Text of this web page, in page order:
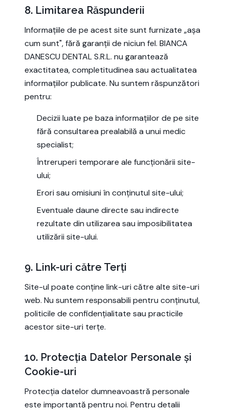
8. Limitarea Răspunderii
Informațiile de pe acest site sunt furnizate „așa
cum sunt", fără garanții de niciun fel. BIANCA
DANESCU DENTAL S.R.L. nu garantează
exactitatea, completitudinea sau actualitatea
informațiilor publicate. Nu suntem răspunzători
pentru:
Decizii luate pe baza informațiilor de pe site
fără consultarea prealabilă a unui medic
specialist;
Întreruperi temporare ale funcționării site-
ului;
Erori sau omisiuni în conținutul site-ului;
Eventuale daune directe sau indirecte
rezultate din utilizarea sau imposibilitatea
utilizării site-ului.
9. Link-uri către Terți
Site-ul poate conține link-uri către alte site-uri
web. Nu suntem responsabili pentru conținutul,
politicile de confidențialitate sau practicile
acestor site-uri terțe.
10. Protecția Datelor Personale și
Cookie-uri
Protecția datelor dumneavoastră personale
este importantă pentru noi. Pentru detalii